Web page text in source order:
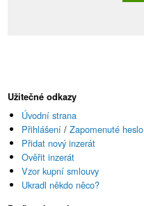
Užitečné odkazy
Úvodní strana
Přihlášení /Zapomenuté heslo
Přidat nový inzerát
Ověřit inzerát
Vzor kupní smlouvy
Ukradl někdo něco?